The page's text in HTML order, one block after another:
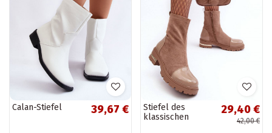
Calan-Stiefel 39,67 €
Stiefel des
klassischen
29,40 €
42,00 €